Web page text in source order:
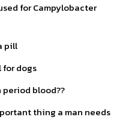
for Campylobacter
pill
dogs
period blood??
thing a man needs